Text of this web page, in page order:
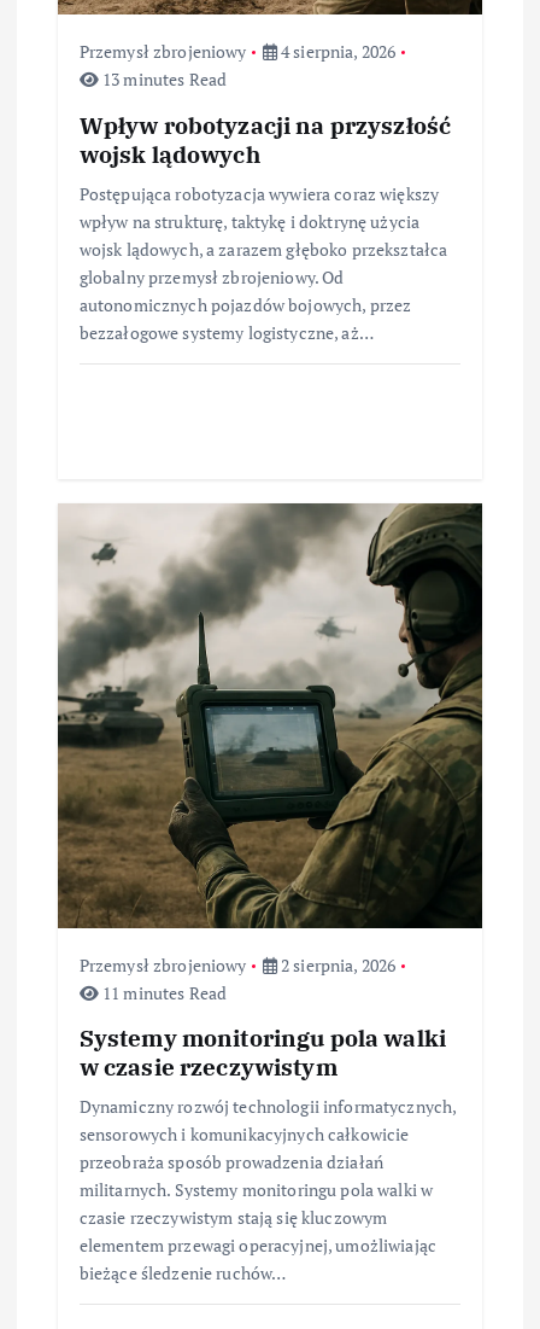
Przemysł zbrojeniowy
4 sierpnia, 2026
13 minutes Read
Wpływ robotyzacji na przyszłość
wojsk lądowych
Postępująca robotyzacja wywiera coraz większy
wpływ na strukturę, taktykę i doktrynę użycia
wojsk lądowych, a zarazem głęboko przekształca
globalny przemysł zbrojeniowy. Od
autonomicznych pojazdów bojowych, przez
bezzałogowe systemy logistyczne, aż…
Przemysł zbrojeniowy
2 sierpnia, 2026
11 minutes Read
Systemy monitoringu pola walki
w czasie rzeczywistym
Dynamiczny rozwój technologii informatycznych,
sensorowych i komunikacyjnych całkowicie
przeobraża sposób prowadzenia działań
militarnych. Systemy monitoringu pola walki w
czasie rzeczywistym stają się kluczowym
elementem przewagi operacyjnej, umożliwiając
bieżące śledzenie ruchów…